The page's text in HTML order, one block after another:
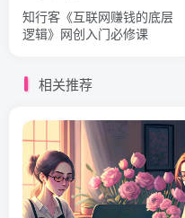
知行客《互联网赚钱的底层
逻辑》网创入门必修课
相关推荐